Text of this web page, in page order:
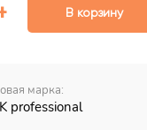
В корзину
марка:
professional